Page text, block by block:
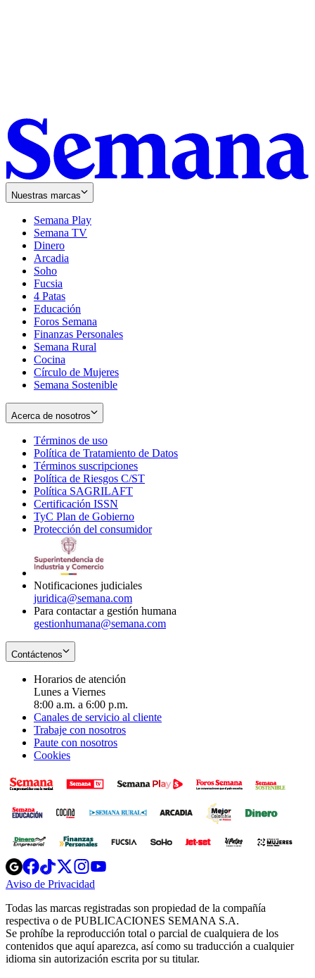
Nuestras marcas
Semana Play
Semana TV
Dinero
Arcadia
Soho
in
new
window
Fucsia
in
new
window
4 Patas
Educación
Foros Semana
Finanzas Personales
Semana Rural
Cocina
Círculo de Mujeres
Semana Sostenible
Acerca de nosotros
Términos de uso
in
new
window
Política de Tratamiento de Datos
Términos suscripciones
in
Política de Riesgos C/ST
Política SAGRILAFT
new
window
Certificación ISSN
in
new
TyC Plan de Gobierno
in
Protección del consumidorOpens
Notificaciones judiciales
juridica@semana.com
Para contactar a gestión humana
gestionhumana@semana.com
Contáctenos
Horarios de atención
Lunes a Viernes
8:00 a.m. a 6:00 p.m.
Canales de servicio al cliente
Trabaje con nosotros
Paute con nosotros
Cookies
Opens
in
new
Opens
in
new
Opens
in
new
window
Opens
new
windowwindow
Aviso de Privacidad
new
window
Todas las marcas registradas son propiedad de la compañía
respectiva o de PUBLICACIONES SEMANA S.A.
Se prohíbe la reproducción total o parcial de cualquiera de los
contenidos que aquí aparezca, así como su traducción a cualquier
idioma sin autorización escrita por su titular.